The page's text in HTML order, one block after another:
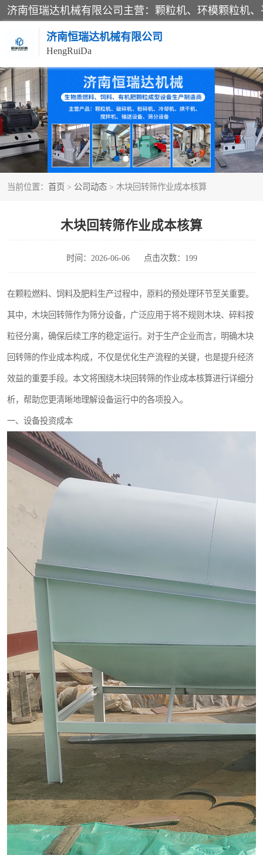
济南恒瑞达机械有限公司
HengRuiDa
当前位置： 首页 > 公司动态 > 木块回转筛作业成本核算
木块回转筛作业成本核算
时间：2026-06-06 点击次数：199
在颗粒燃料、饲料及肥料生产过程中，原料的预处理环节至关重要。
其中，木块回转筛作为筛分设备，广泛应用于将不规则木块、碎料按
粒径分离，确保后续工序的稳定运行。对于生产企业而言，明确木块
回转筛的作业成本构成，不仅是优化生产流程的关键，也是提升经济
效益的重要手段。本文将围绕木块回转筛的作业成本核算进行详细分
析，帮助您更清晰地理解设备运行中的各项投入。
一、设备投资成本
颗粒机
平模颗粒机
秸秆颗粒机
燃料颗粒机
滚筒筛
锯末滚筒筛